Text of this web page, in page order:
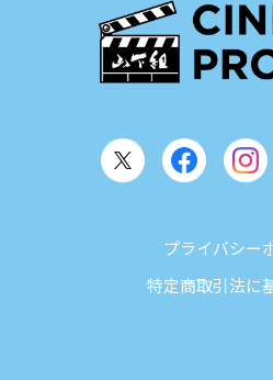
プライバシー
特定商取引法に